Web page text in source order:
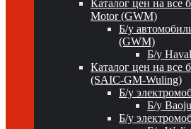
Каталог цен на все
Motor (GWM)
Б/у
(GWM)
Б/у
Каталог цен на все
(SAIC-GM-Wuling)
Б/у
Б/у
Б/у